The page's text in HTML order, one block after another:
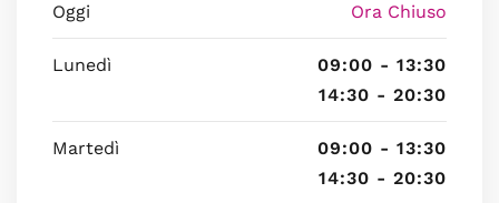
Oggi Ora Chiuso
Lunedì
09:00 - 13:30
14:30 - 20:30
Martedì
09:00 - 13:30
14:30 - 20:30